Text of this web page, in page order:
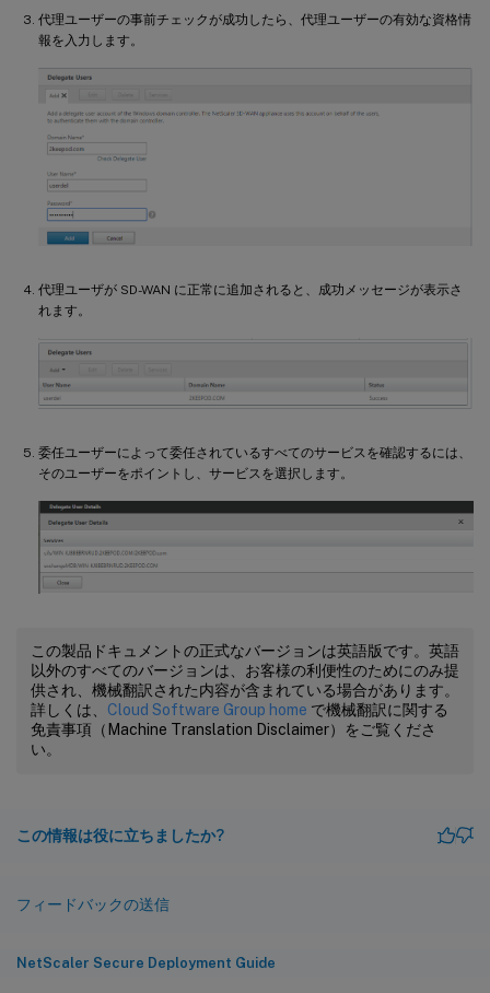
代理ユーザーの事前チェックが成功したら、代理ユーザーの有効な資格情
報を入力します。
代理ユーザが SD-WAN に正常に追加されると、成功メッセージが表示さ
れます。
委任ユーザーによって委任されているすべてのサービスを確認するには、
そのユーザーをポイントし、サービスを選択します。
この製品ドキュメントの正式なバージョンは英語版です。英語
以外のすべてのバージョンは、お客様の利便性のためにのみ提
供され、機械翻訳された内容が含まれている場合があります。
詳しくは、 Cloud Software Group home で機械翻訳に関する
免責事項（Machine Translation Disclaimer）をご覧くださ
い。
この情報は役に立ちましたか?
フィードバックの送信
NetScaler Secure Deployment Guide